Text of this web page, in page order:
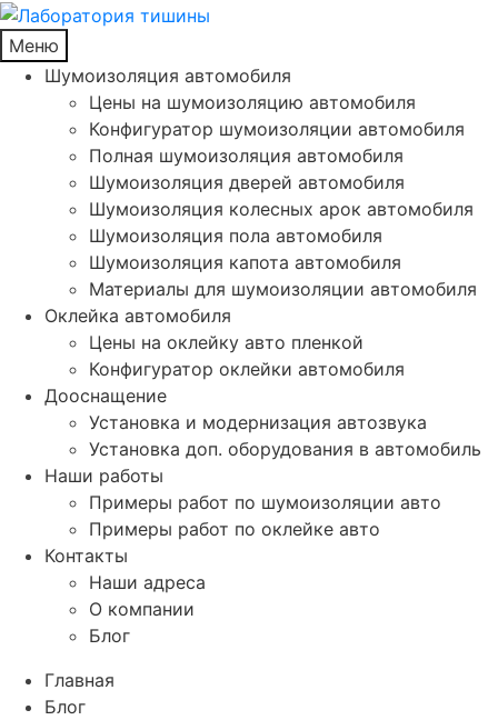
Меню
Шумоизоляция автомобиля
Цены на шумоизоляцию автомобиля
Конфигуратор шумоизоляции автомобиля
Полная шумоизоляция автомобиля
Шумоизоляция дверей автомобиля
Шумоизоляция колесных арок автомобиля
Шумоизоляция пола автомобиля
Шумоизоляция капота автомобиля
Материалы для шумоизоляции автомобиля
Оклейка автомобиля
Цены на оклейку авто пленкой
Конфигуратор оклейки автомобиля
Дооснащение
Установка и модернизация автозвука
Установка доп. оборудования в автомобиль
Наши работы
Примеры работ по шумоизоляции авто
Примеры работ по оклейке авто
Контакты
Наши адреса
О компании
Блог
Главная
Блог